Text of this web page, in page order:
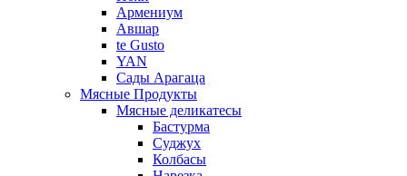
Армениум
Авшар
te Gusto
YAN
Сады Арагаца
Мясные Продукты
Мясные деликатесы
Бастурма
Суджух
Колбасы